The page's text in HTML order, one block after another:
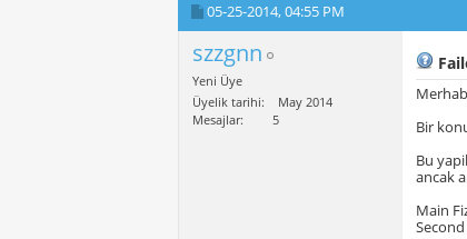
05-25-2014,04:55 PM
szzgnn
Yeni Üye
Üyelik tarihi
May 2014
Mesajlar
5
Bir
Bu
ancak
Main